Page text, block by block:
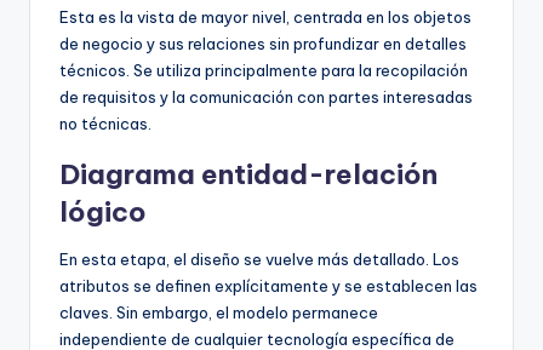
Esta es la vista de mayor nivel, centrada en los objetos
de negocio y sus relaciones sin profundizar en detalles
técnicos. Se utiliza principalmente para la recopilación
de requisitos y la comunicación con partes interesadas
no técnicas.
Diagrama entidad-relación
lógico
En esta etapa, el diseño se vuelve más detallado. Los
atributos se definen explícitamente y se establecen las
claves. Sin embargo, el modelo permanece
independiente de cualquier tecnología específica de